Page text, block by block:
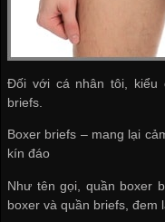
Đối với cá nhân tôi, kiểu
briefs.
Boxer briefs – mang lại
kín đáo
Như tên gọi, quần boxer
boxer và quần briefs, đem